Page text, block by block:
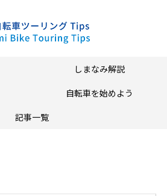
しまなみ解説
自転車を始めよう
記事一覧